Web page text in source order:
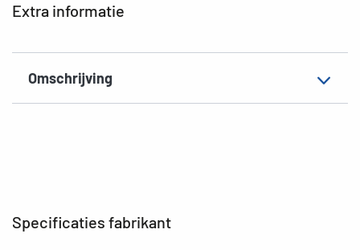
Extra informatie
Omschrijving
Specificaties fabrikant